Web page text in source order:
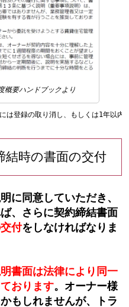
概要ハンドブックより
は登録の取り消し、もしくは1年以内
結時の書面の交付
に同意していただき、
、さらに契約締結書面
付をしなければなりま
書面は法律により同一
おります。オーナー様
もしれませんが、トラ